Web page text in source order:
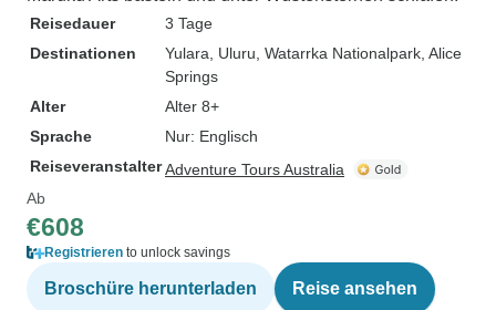
Reisedauer
3 Tage
Destinationen
Yulara , Uluru , Watarrka Nationalpark , Alice
Springs
Alter
Alter 8+
Sprache
Nur: Englisch
ReiseveranstalterAdventure Tours Australia
Ab
€608
Registrieren to unlock savings
Broschüre herunterladen Reise ansehen